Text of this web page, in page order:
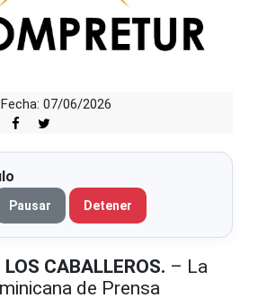
Fecha: 07/06/2026
Pausar Detener
CABALLEROS. – La
de Prensa